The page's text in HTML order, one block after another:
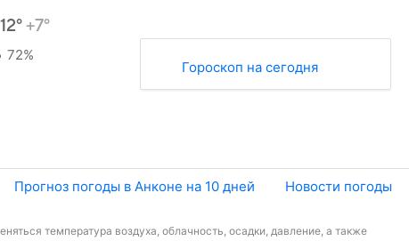
Гороскоп на сегодня
+7°
72%
Прогноз погоды в Анконе на 10 дней
Новости погоды
температура воздуха, облачность, осадки, давление, а также